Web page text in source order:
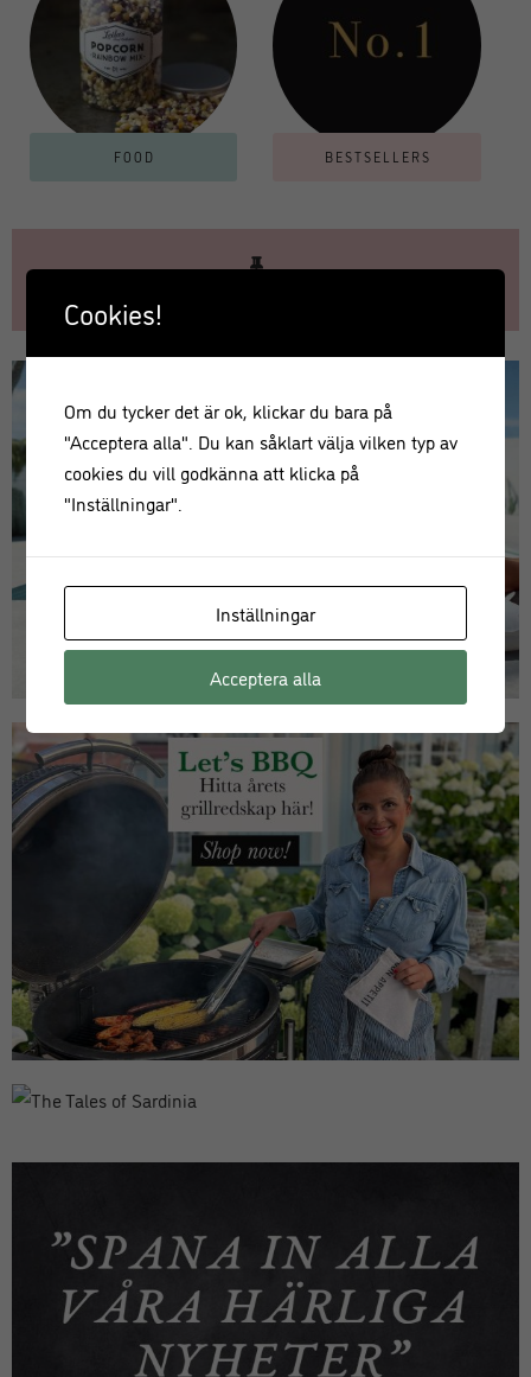
FOOD BESTSELLERS
Cookies!
Om du tycker det är ok, klickar du bara på
"Acceptera alla". Du kan såklart välja vilken typ av
cookies du vill godkänna att klicka på
"Inställningar".
Inställningar
Acceptera alla